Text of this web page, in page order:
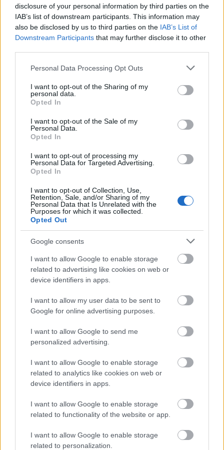
disclosure of your personal information by third parties on the
IAB’s list of downstream participants. This information may
also be disclosed by us to third parties on the IAB’s List of
Downstream Participants that may further disclose it to other
Please note that this website/app uses one or more Google
not limited to your visit or usage behaviour. You may click to
grant or deny consent to Google and its third-party tags to
use your data for below specified purposes in below Google
consent section.
Personal Data Processing Opt Outs
I want to opt-out of the Sharing of my
personal data.
Opted In
I want to opt-out of the Sale of my
Personal Data.
Opted In
I want to opt-out of processing my
Personal Data for Targeted Advertising.
Opted In
I want to opt-out of Collection, Use,
Retention, Sale, and/or Sharing of my
Personal Data that Is Unrelated with the
Purposes for which it was collected.
Opted Out
Google consents
I want to allow Google to enable storage
related to advertising like cookies on web or
device identifiers in apps.
I want to allow my user data to be sent to
Google for online advertising purposes.
I want to allow Google to send me
personalized advertising.
I want to allow Google to enable storage
related to analytics like cookies on web or
device identifiers in apps.
I want to allow Google to enable storage
related to functionality of the website or app.
I want to allow Google to enable storage
related to personalization.
practicarle pruebas, el Cádiz informó que padece una
«afectación del ligamento lateral interno y rotura del
menisco externo de su rodilla derecha». Estará de baja 3 o
4 meses.
¿Mantener o vender? Cuatro fiascos de la jornada 16
Estos cuatro futbolistas fueron
algunos de los fiascos de la
mercado superior a los 5 millones
una jugada fortuita recibió un pelotazo en la mano que le ha
provocado una fractura de muñeca. El extremo no ha
viajado a la Supercopa y podría perderse algún partido más,
si bien podría jugar con una protección en caso de que la
evolución de la lesión sea positiva.
Nueva lesión de Pedraza
El infortunio sigue persiguiendo a Alfonso Pedraza. El
lateral groguet sintió molestias en los isquiotibiales a los
pocos minutos de entrar en el campo en el choque ante el
Tras practicarle pruebas, sufre una lesión muscular en los
isquiotibiales y estará de baja un mínimo de 3 semanas.
El Villarreal está también pendiente del estado de Capoue y
Nicolas Jackson, bajas de última hora en la jornada 16 por
molestias de diversa consideración.
¿Aún no juegas a Comunio? Regístrate, ¡gratis!